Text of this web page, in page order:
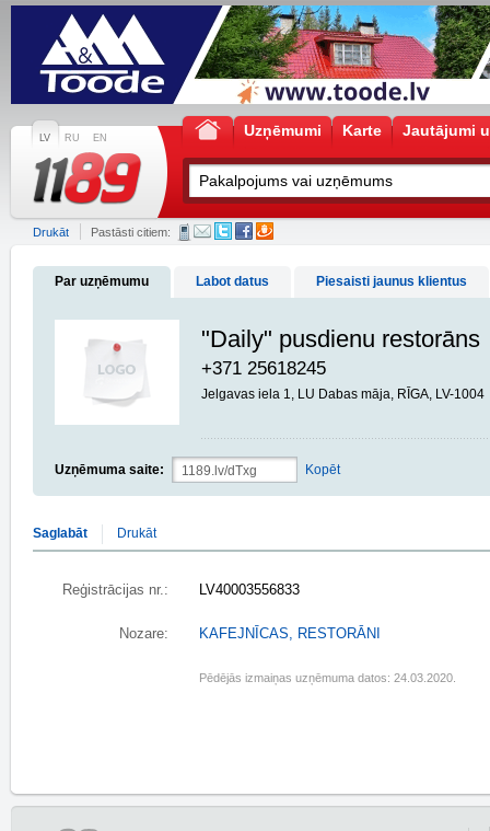
LV RU EN Uzņēmumi Karte Jautājumi
Drukāt Pastāsti citiem:
Par uzņēmumu Labot datus Piesaisti jaunus klientus
"Daily" pusdienu restorāns
+371 25618245
Jelgavas iela 1, LU Dabas māja, RĪGA, LV-1004
Uzņēmuma saite: Kopēt
Saglabāt Drukāt
Reģistrācijas nr.: LV40003556833
Nozare: KAFEJNĪCAS, RESTORĀNI
Pēdējās izmaiņas uzņēmuma datos: 24.03.2020.